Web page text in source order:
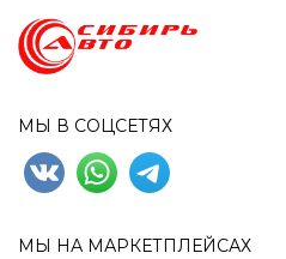
МЫ В СОЦСЕТЯХ
МЫ НА МАРКЕТПЛЕЙСАХ